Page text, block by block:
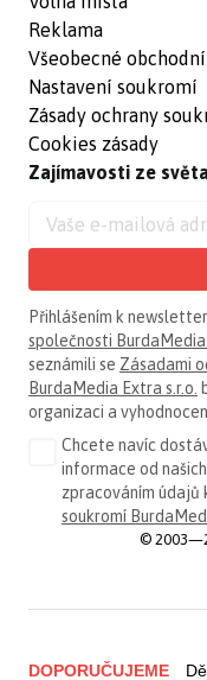
Reklama
Všeobecné
Nastavení soukromí
Zásady ochrany
Cookies zásady
Zajímavosti ze
Přihlášením k
společnosti BurdaMedia
seznámili se Zásadami
BurdaMedia Extra s.r.o.
organizaci a
Chcete navíc
informace od
zpracováním údajů
soukromí
©
DOPORUČUJEME